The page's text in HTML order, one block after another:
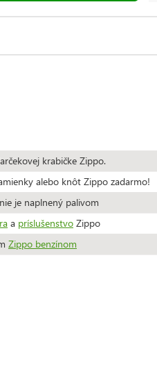
krabičke Zippo.
alebo knôt Zippo zadarmo!
je naplnený palivom
a príslušenstvo Zippo
Zippo benzínom